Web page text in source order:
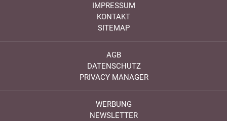
IMPRESSUM
KONTAKT
SITEMAP
AGB
DATENSCHUTZ
PRIVACY MANAGER
WERBUNG
NEWSLETTER